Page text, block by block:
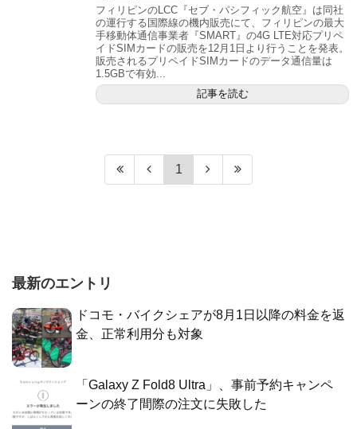
フィリピンのLCC『セブ・パシフィック航空』は同社
の運行する国際線の機内販売にて、フィリピンの最大
手移動体通信事業者『SMART』の4G LTE対応プリペ
イドSIMカードの販売を12月1日より行うことを発表。
販売されるプリペイドSIMカードのデータ通信量は
1.5GBで有効...
記事を読む
1
最新のエントリ
ドコモ・バイクシェアが8月1日以降の料金を返
金、正常利用分も対象
「Galaxy Z Fold8 Ultra」、事前予約キャンペ
ーンの終了間際の注文に失敗した